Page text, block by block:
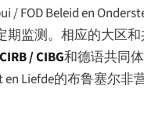
/FOD Beleid en
期监测。相应的大
CIRB / CIBG和德语共同
en Liefde的布鲁塞尔